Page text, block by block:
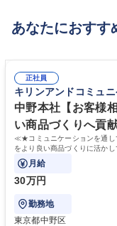
あなたにおすす
正社員
キリンアンドコミュ
中野本社【お客様
い商品づくりへ貢
≪★コミュニケーションを通
をより良い商品づくりに活か
月給
30万円
勤務地
東京都中野区